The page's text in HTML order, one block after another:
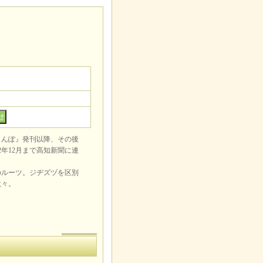
ぽ』発刊以降、その後
12月まで高知新聞に連
ーツ。ジヂズヅを区別
。